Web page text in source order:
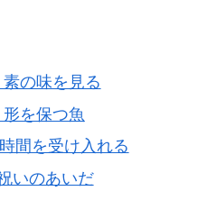
の味を見る
を保つ魚
間を受け入れる
いのあいだ